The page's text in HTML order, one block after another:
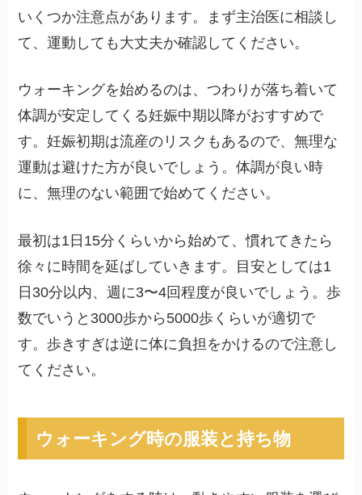
いくつか注意点があります。まず主治医に相談し
て、運動しても大丈夫か確認してください。
ウォーキングを始めるのは、つわりが落ち着いて
体調が安定してくる妊娠中期以降がおすすめで
す。妊娠初期は流産のリスクもあるので、無理な
運動は避けた方が良いでしょう。体調が良い時
に、無理のない範囲で始めてください。
最初は1日15分くらいから始めて、慣れてきたら
徐々に時間を延ばしていきます。目安としては1
日30分以内、週に3〜4回程度が良いでしょう。歩
数でいうと3000歩から5000歩くらいが適切で
す。歩きすぎは逆に体に負担をかけるので注意し
てください。
ウォーキング時の服装と持ち物